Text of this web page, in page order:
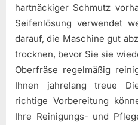
hartnäckiger Schmutz
Seifenlösung verwendet
darauf, die Maschine gut
trocknen, bevor Sie sie
Oberfräse regelmäßig
Ihnen jahrelang treue
richtige Vorbereitung
Ihre Reinigungs- und